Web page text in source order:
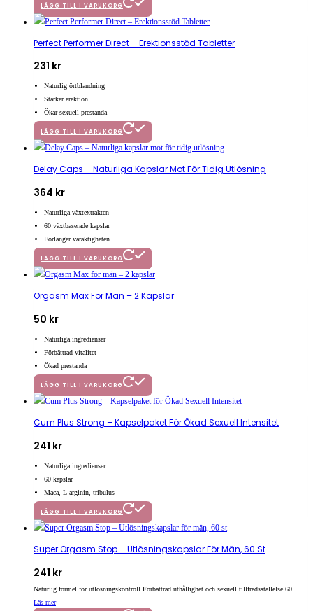
LÄGG TILL I VARUKORG
Perfect Performer Direct – Erektionsstöd Tabletter
231 kr
Naturlig örtblandning
Stärker erektion
Ökar sexuell prestanda
LÄGG TILL I VARUKORG
Delay Caps – Naturliga Kapslar Mot För Tidig Utlösning
364 kr
Naturliga växtextrakten
60 växtbaserade kapslar
Förlänger varaktigheten
LÄGG TILL I VARUKORG
Orgasm Max För Män – 2 Kapslar
50 kr
Naturliga ingredienser
Förbättrad vitalitet
Ökad prestanda
LÄGG TILL I VARUKORG
Cum Plus Strong – Kapselpaket För Ökad Sexuell Intensitet
241 kr
Naturliga ingredienser
60 kapslar
Maca, L-arginin, tribulus
LÄGG TILL I VARUKORG
Super Orgasm Stop – Utlösningskapslar För Män, 60 St
241 kr
Naturlig formel för utlösningskontroll Förbättrad uthållighet och sexuell tillfredsställelse 60…
Läs mer